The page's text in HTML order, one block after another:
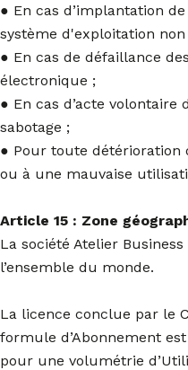
● En cas d’implantation
système d'exploitation
● En cas de défaillance
électronique ;
● En cas d’acte
sabotage ;
● Pour toute détérioration
ou à une mauvaise
Article 15 : Zone
La société Atelier
l’ensemble du monde.
La licence conclue par le
formule d’Abonnement
pour une volumétrie